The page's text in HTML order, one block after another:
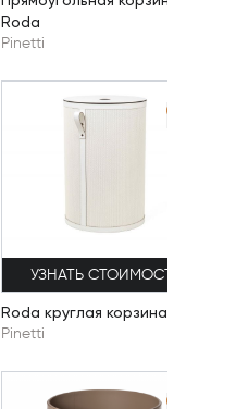
Roda
Pinetti
УЗНАТЬ СТОИМОСТЬ
Roda круглая корзина
Pinetti